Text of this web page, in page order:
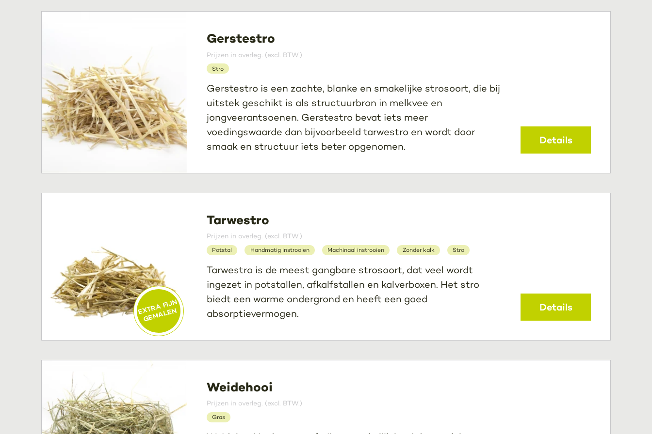
Gerstestro
Prijzen in overleg. (excl. BTW.)
Stro
Gerstestro is een zachte, blanke en smakelijke strosoort, die bij
uitstek geschikt is als structuurbron in melkvee en
jongveerantsoenen. Gerstestro bevat iets meer
voedingswaarde dan bijvoorbeeld tarwestro en wordt door
smaak en structuur iets beter opgenomen.
Details
EXTRA FIJN
GEMALEN
Tarwestro
Prijzen in overleg. (excl. BTW.)
Potstal Handmatig instrooien Machinaal instrooien Zonder kalk Stro
Tarwestro is de meest gangbare strosoort, dat veel wordt
ingezet in potstallen, afkalfstallen en kalverboxen. Het stro
biedt een warme ondergrond en heeft een goed
absorptievermogen.
Details
Weidehooi
Prijzen in overleg. (excl. BTW.)
Gras